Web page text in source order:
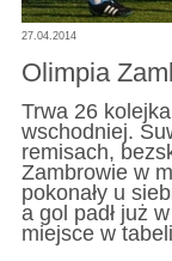
27.04.2014
Olimpia
Trwa 26
wschodniej.
remisach,
Zambrowie w
pokonały u
a gol padł już
miejsce w